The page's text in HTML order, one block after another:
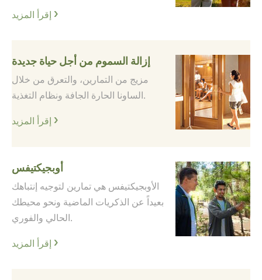
إزالة السموم من أجل حياة جديدة
مزيج من التمارين، والتعرق من خلال
الساونا الحارة الجافة ونظام التغذية.
أوبجيكتيفس
الأوبجيكتيفس هي تمارين لتوجيه إنتباهك
بعيداً عن الذكريات الماضية ونحو محيطك
الحالي والفوري.